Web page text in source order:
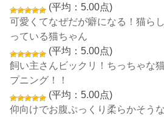
(平均：5.00点)
可愛くてなぜだが癖になる！猫ら
っている猫ちゃん
(平均：5.00点)
飼い主さんビックリ！ちっちゃな
プニング！！
(平均：5.00点)
仰向けでお腹ぷっくり柔らかそう